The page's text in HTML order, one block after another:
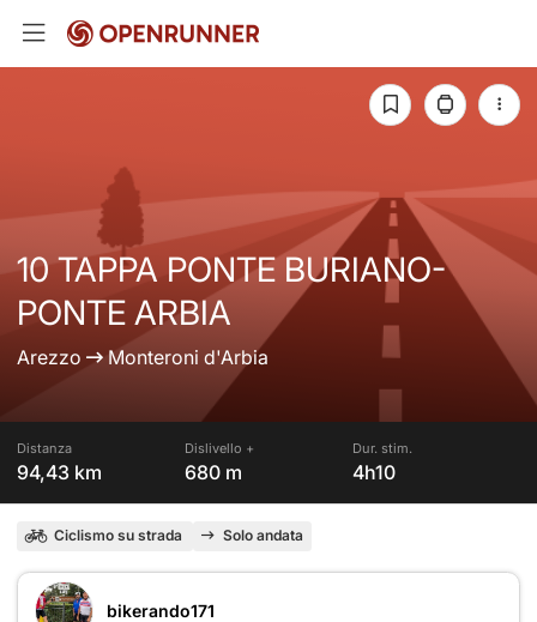
10 TAPPA PONTE BURIANO-
PONTE ARBIA
Arezzo Monteroni d'Arbia
Distanza
94,43 km
Dislivello +
680 m
Dur. stim.
4h10
Ciclismo su strada Solo andata
bikerando171